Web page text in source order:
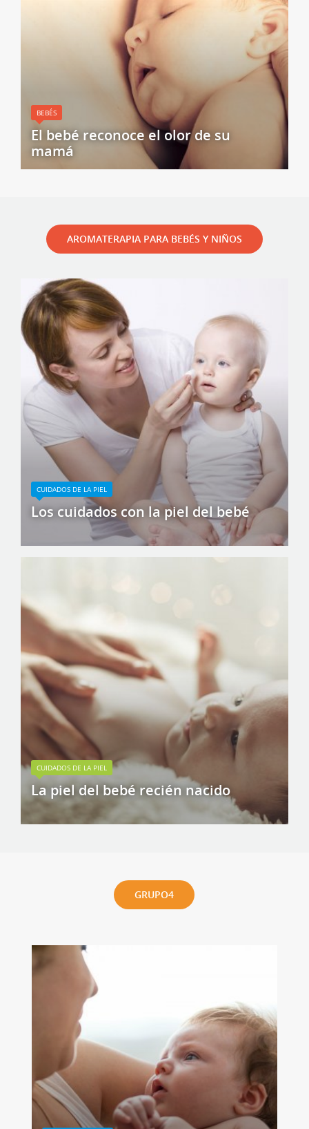
BEBÉS
El bebé reconoce el olor de su
mamá
AROMATERAPIA PARA BEBÉS Y NIÑOS
CUIDADOS DE LA PIEL
Los cuidados con la piel del bebé
CUIDADOS DE LA PIEL
La piel del bebé recién nacido
GRUPO4